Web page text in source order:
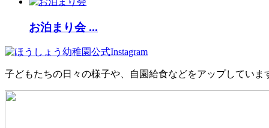
お泊まり会 ...
子どもたちの日々の様子や、自園給食などをアップしていま